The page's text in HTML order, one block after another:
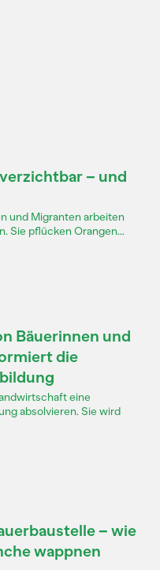
– und
und Migranten arbeiten
Sie pflücken Orangen...
Bäuerinnen und
die
eine
absolvieren. Sie wird
– wie
wappnen